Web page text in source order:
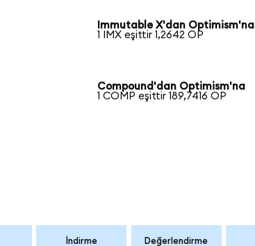
Immutable X'dan Optimism'na
1 IMX eşittir 1,2642 OP
Compound'dan Optimism'na
1 COMP eşittir 189,7416 OP
İndirme Değerlendirme